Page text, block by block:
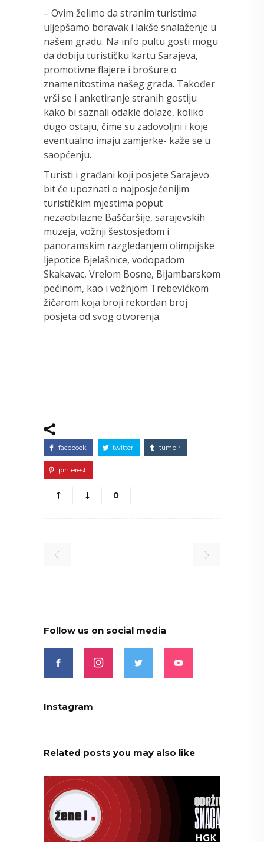
– Ovim želimo da stranim turistima
uljepšamo boravak i lakše snalaženje u
našem gradu. Na info pultu gosti mogu
da dobiju turističku kartu Sarajeva,
promotivne flajere i brošure o
znamenitostima našeg grada. Također
vrši se i anketiranje stranih gostiju
kako bi saznali odakle dolaze, koliko
dugo ostaju, čime su zadovoljni i koje
eventualno imaju zamjerke- kaže se u
saopćenju.
Turisti i građani koji posjete Sarajevo
bit će upoznati o najposjećenijim
turističkim mjestima poput
nezaobilazne Baščaršije, sarajevskih
muzeja, vožnji šestosjedom i
panoramskim razgledanjem olimpijske
ljepotice Bjelašnice, vodopadom
Skakavac, Vrelom Bosne, Bijambarskom
pećinom, kao i vožnjom Trebevićkom
žičarom koja broji rekordan broj
posjeta od svog otvorenja.
facebook twitter tumblr
pinterest
0
Follow us on social media
Instagram
Related posts you may also like